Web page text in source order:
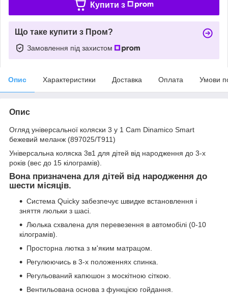
Купити з
Що таке купити з Пром?
Замовлення під захистом
Опис Характеристики Доставка Оплата Умови
Опис
Огляд універсальної коляски 3 у 1 Cam Dinamico Smart
бежевий меланж (897025/T911)
Універсальна коляска 3в1 для дітей від народження до 3-х
років (вес до 15 кілограмів).
Вона призначена для дітей від народження до
шести місяців.
Система Quicky забезпечує швидке встановлення і
зняття люльки з шасі.
Люлька схвалена для перевезення в автомобілі (0-10
кілограмів).
Просторна лютка з м'яким матрацом.
Регулюючись в 3-х положеннях спинка.
Регульований капюшон з москітною сіткою.
Вентильована основа з функцією гойдання.